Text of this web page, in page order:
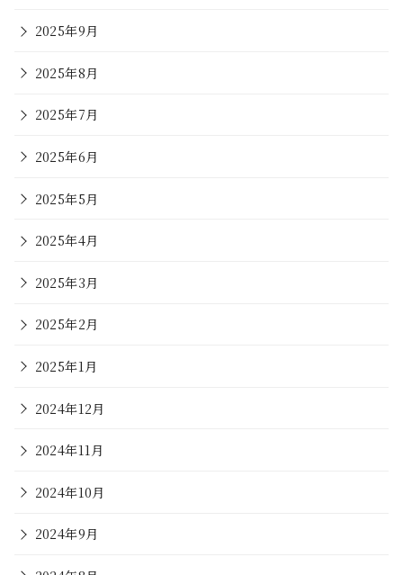
2025年9月
2025年8月
2025年7月
2025年6月
2025年5月
2025年4月
2025年3月
2025年2月
2025年1月
2024年12月
2024年11月
2024年10月
2024年9月